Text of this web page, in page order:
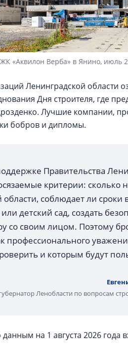
«Аквилон Верба» в Янино, июль
Ленинградской области
Дня строителя, где
Лучшие компании,
бобров и дипломы.
Правительства
критерии: сколько
области, соблюдает ли сроки
детский сад, создать
со своим лицом. Поэтому
и которым будут
Ленобласти по вопросам
на 1 августа 2026 года